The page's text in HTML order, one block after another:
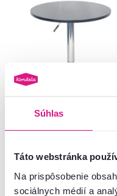
Súhlas
Táto webstránka
Na prispôsobenie
sociálnych médií a
BRANY 2 NEW
69 €
59 € -